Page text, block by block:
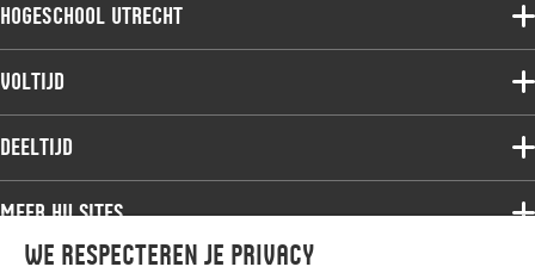
We respecteren je privacy
Hogeschool Utrecht
Voltijdopleidingen
Onderzoek
Voltijd
Associate degree
Master
Studiekeuze voltijd
Deeltijd
Associate degree
Bachelor
Meer HU sites
HU International